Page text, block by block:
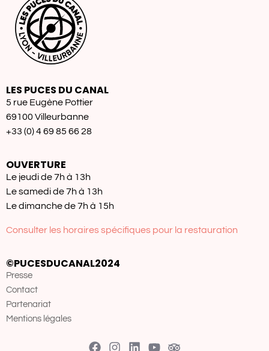
LES PUCES DU CANAL
5 rue Eugène Pottier
69100 Villeurbanne
+33 (0) 4 69 85 66 28
OUVERTURE
Le jeudi de 7h à 13h
Le samedi de 7h à 13h
Le dimanche de 7h à 15h
Consulter les horaires spécifiques pour la restauration
©PUCESDUCANAL2024
Presse
Contact
Partenariat
Mentions légales